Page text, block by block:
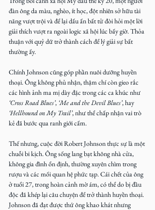
đàn ông da màu, nghèo, ít học, đột nhiên sở hữu tài
năng vượt trội và để lại dấu ấn bất tử đòi hỏi một lời
giải thích vượt ra ngoài logic xã hội lúc bấy giờ. Thỏa
thuận với quỷ dữ trở thành cách để lý giải sự bất
thường ấy.
Chính Johnson cũng góp phần nuôi dưỡng huyền
thoại. Ông không phủ nhận, thậm chí còn gieo rắc
các hình ảnh ma mị dày đặc trong các ca khúc như
‘Cross Road Blues’, ‘Me and the Devil Blues’, hay
‘Hellhound on My Trail’, như thể chấp nhận vai trò
kẻ đã bước qua ranh giới cấm.
Thế nhưng, cuộc đời Robert Johnson thực sự là một
chuỗi bi kịch. Ông sống lang bạt không nhà cửa,
không gia đình ổn định, thường xuyên chìm trong
rượu và các mối quan hệ phức tạp. Cái chết của ông
ở tuổi 27, trong hoàn cảnh mờ ám, có thể do bị đầu
độc đã khép lại câu chuyện để trở thành huyền thoại.
Johnson đã đạt được thứ ông khao khát nhưng